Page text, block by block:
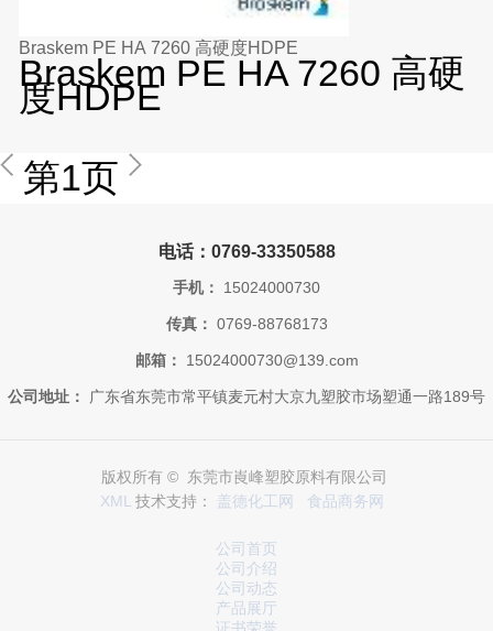
Braskem PE HA 7260 高硬度HDPE
Braskem PE HA 7260 高硬
度HDPE
第1页
电话：0769-33350588
手机： 15024000730
传真： 0769-88768173
邮箱： 15024000730@139.com
公司地址： 广东省东莞市常平镇麦元村大京九塑胶市场塑通一路189号
版权所有 © 东莞市崀峰塑胶原料有限公司
XML 技术支持： 盖德化工网 食品商务网
公司首页
公司介绍
公司动态
产品展厅